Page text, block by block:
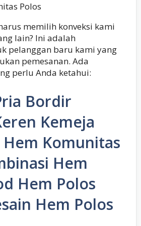
memilih konveksi kami
lain? Ini adalah
pelanggan baru kami yang
pemesanan. Ada
perlu Anda ketahui:
Bordir
Kemeja
Komunitas
Hem
Hem Polos
Hem Polos